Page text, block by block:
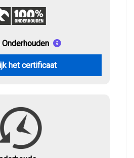
Onderhouden
het certificaat